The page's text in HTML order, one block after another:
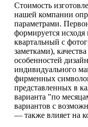
Стоимость
нашей компании
параметрами.
формируется исходя
квартальный с
заметками),
особенностей
индивидуального
фирменных
представленных в
варианта "по
вариантов с
— также влияет на